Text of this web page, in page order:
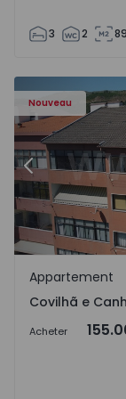
3 2 89
Nouveau
- 18
Appartement T2
Précédent
Covilhã e
Appartement
Covilhã e
Acheter